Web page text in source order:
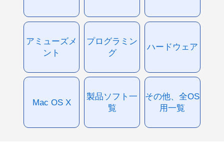
アミューズメ
ント
プログラミン
グ
ハードウェア
Mac OS X
製品ソフト一
覧
その他、全OS
用一覧